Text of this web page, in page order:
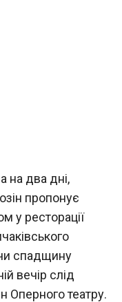
на два дні,
пропонує
у ресторації
спадщину
вечір слід
Оперного театру.